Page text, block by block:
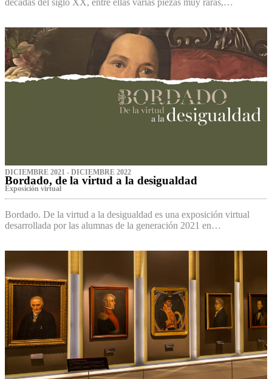
décadas del siglo XX, entre ellas varias piezas muy raras,…
DICIEMBRE 2021 - DICIEMBRE 2022
Bordado, de la virtud a la desigualdad
Exposición virtual‌
Bordado. De la virtud a la desigualdad es una exposición virtual
desarrollada por las alumnas de la generación 2021 en…